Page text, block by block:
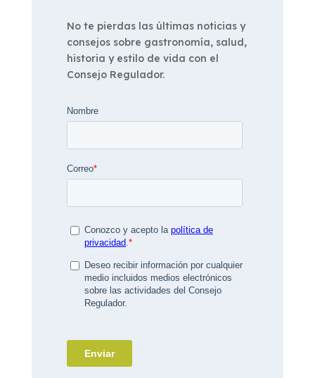
No te pierdas las últimas noticias y
consejos sobre gastronomía, salud,
historia y estilo de vida con el
Consejo Regulador.